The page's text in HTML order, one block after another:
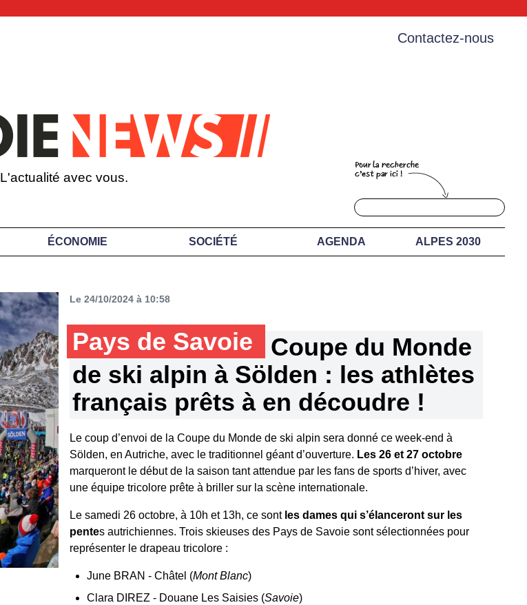
Contactez-nous
L'actualité avec vous.
ÉCONOMIE SOCIÉTÉ AGENDA ALPES 2030
Le 24/10/2024 à 10:58
Pays de Savoie
Coupe du Monde
de ski alpin à Sölden : les athlètes
français prêts à en découdre !
Le coup d’envoi de la Coupe du Monde de ski alpin sera donné ce week-end à
Sölden, en Autriche, avec le traditionnel géant d’ouverture. Les 26 et 27 octobre
marqueront le début de la saison tant attendue par les fans de sports d’hiver, avec
une équipe tricolore prête à briller sur la scène internationale.
Le samedi 26 octobre, à 10h et 13h, ce sont les dames qui s’élanceront sur les
pentes autrichiennes. Trois skieuses des Pays de Savoie sont sélectionnées pour
représenter le drapeau tricolore :
June BRAN - Châtel (Mont Blanc)
Clara DIREZ - Douane Les Saisies (Savoie)